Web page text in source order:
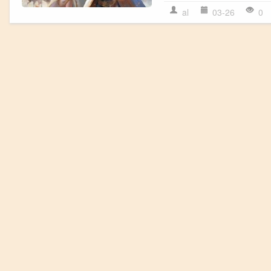
al 03-26 0